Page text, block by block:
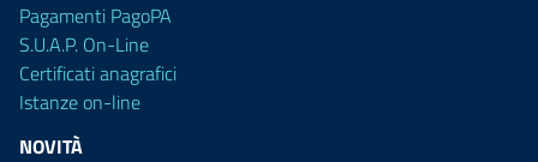
Pagamenti PagoPA
S.U.A.P. On-Line
Certificati anagrafici
Istanze on-line
NOVITÀ